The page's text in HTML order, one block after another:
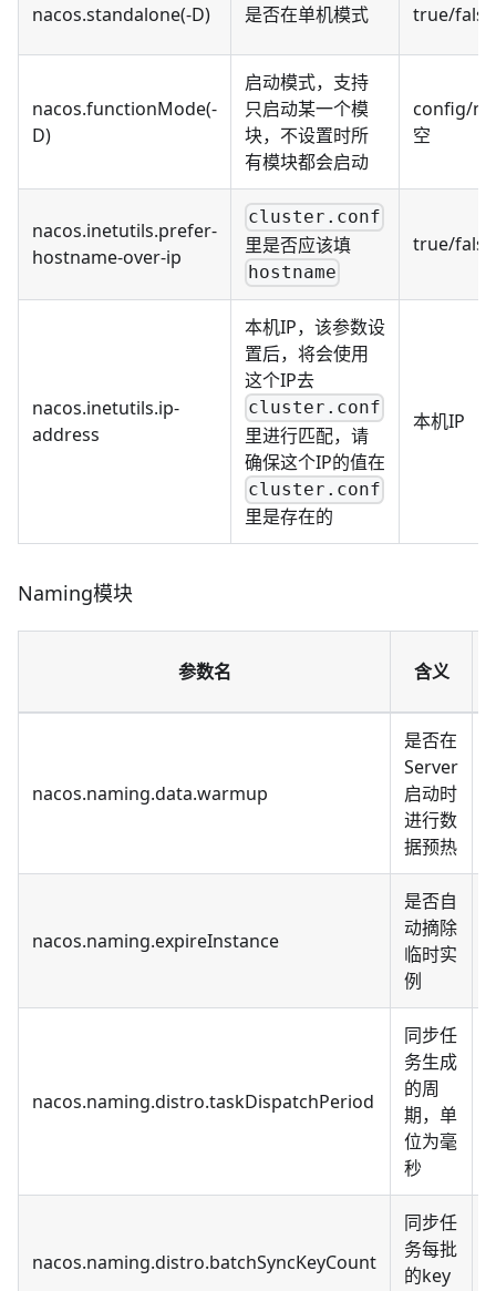
nacos.standalone(-D) 是否在单机模式 true/false
nacos.functionMode(-
D)
启动模式，支持
只启动某一个模
块，不设置时所
有模块都会启动
config/
空
nacos.inetutils.prefer-
hostname-over-ip
cluster.conf
里是否应该填
hostname
true/false
nacos.inetutils.ip-
address
本机IP，该参数设
置后，将会使用
这个IP去
cluster.conf
里进行匹配，请
确保这个IP的值在
cluster.conf
里是存在的
本机IP
Naming模块
参数名 含义
nacos.naming.data.warmup
是否在
Server
启动时
进行数
据预热
nacos.naming.expireInstance
是否自
动摘除
临时实
例
nacos.naming.distro.taskDispatchPeriod
同步任
务生成
的周
期，单
位为毫
秒
nacos.naming.distro.batchSyncKeyCount
同步任
务每批
的key